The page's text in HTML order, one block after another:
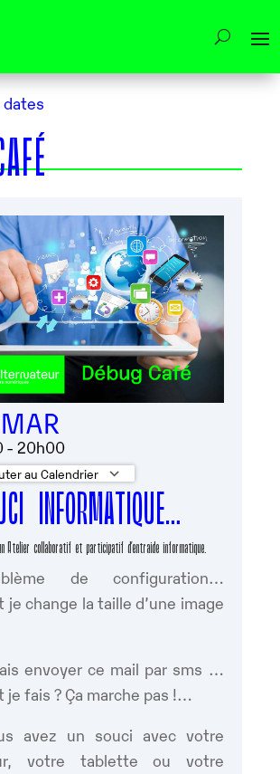
dates
- 20h00
au Calendrier
ICS Calendrier Google
INFORMATIQUE…
Atelier collaboratif et participatif d’entraide informatique.
de configuration…
je change la taille d’une image
envoyer ce mail par sms …
je fais ? Ça marche pas !…
avez un souci avec votre
votre tablette ou votre